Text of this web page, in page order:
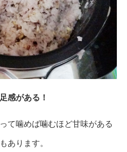
感がある！
て噛めば噛むほど甘味がある
あります。